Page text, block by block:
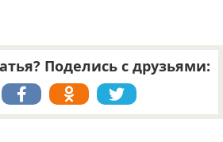
Поделись с друзьями: